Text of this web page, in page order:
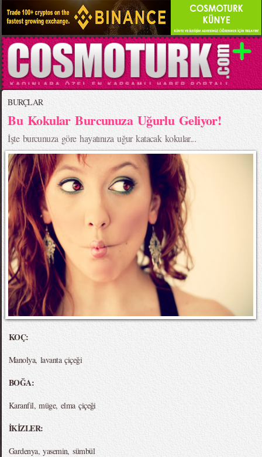
BURÇLAR
Bu Kokular Burcunuza Uğurlu Geliyor!
İşte burcunuza göre hayatınıza uğur katacak kokular...
KOÇ:
Manolya, lavanta çiçeği
BOĞA:
Karanfil, müge, elma çiçeği
İKİZLER:
Gardenya, yasemin, sümbül